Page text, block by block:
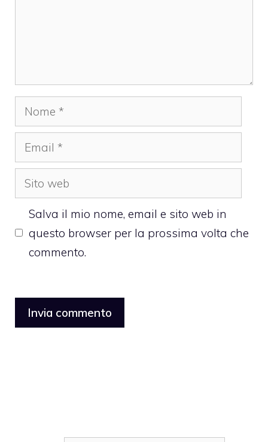
Nome
Email
Sito
web
Salva il mio nome, email e sito web in
questo browser per la prossima volta che
commento.